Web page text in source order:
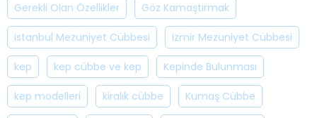
Gerekli Olan Özellikler Göz Kamaştırmak
istanbul Mezuniyet Cübbesi izmir Mezuniyet Cübbesi
kep kep cübbe ve kep Kepinde Bulunması
kep modelleri kiralık cübbe Kumaş Cübbe